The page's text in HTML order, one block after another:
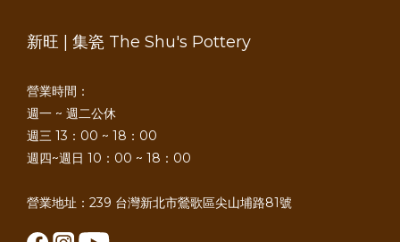
新旺 | 集瓷 The Shu's Pottery
營業時間：
週一 ~ 週二公休
週三 13：00 ~ 18：00
週四~週日 10：00 ~ 18：00
營業地址：239 台灣新北市鶯歌區尖山埔路81號